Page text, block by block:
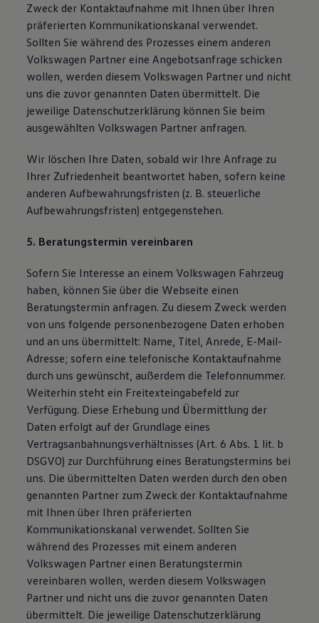
Zweck der Kontaktaufnahme mit Ihnen über Ihren
präferierten Kommunikationskanal verwendet.
Sollten Sie während des Prozesses einem anderen
Volkswagen Partner eine Angebotsanfrage schicken
wollen, werden diesem Volkswagen Partner und nicht
uns die zuvor genannten Daten übermittelt. Die
jeweilige Datenschutzerklärung können Sie beim
ausgewählten Volkswagen Partner anfragen.
Wir löschen Ihre Daten, sobald wir Ihre Anfrage zu
Ihrer Zufriedenheit beantwortet haben, sofern keine
anderen Aufbewahrungsfristen (z. B. steuerliche
Aufbewahrungsfristen) entgegenstehen.
5. Beratungstermin vereinbaren
Sofern Sie Interesse an einem Volkswagen Fahrzeug
haben, können Sie über die Webseite einen
Beratungstermin anfragen. Zu diesem Zweck werden
von uns folgende personenbezogene Daten erhoben
und an uns übermittelt: Name, Titel, Anrede, E-Mail-
Adresse; sofern eine telefonische Kontaktaufnahme
durch uns gewünscht, außerdem die Telefonnummer.
Weiterhin steht ein Freitexteingabefeld zur
Verfügung. Diese Erhebung und Übermittlung der
Daten erfolgt auf der Grundlage eines
Vertragsanbahnungsverhältnisses (Art. 6 Abs. 1 lit. b
DSGVO) zur Durchführung eines Beratungstermins bei
uns. Die übermittelten Daten werden durch den oben
genannten Partner zum Zweck der Kontaktaufnahme
mit Ihnen über Ihren präferierten
Kommunikationskanal verwendet. Sollten Sie
während des Prozesses mit einem anderen
Volkswagen Partner einen Beratungstermin
vereinbaren wollen, werden diesem Volkswagen
Partner und nicht uns die zuvor genannten Daten
übermittelt. Die jeweilige Datenschutzerklärung